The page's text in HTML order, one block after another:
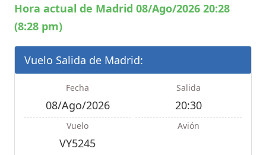
Hora actual de Madrid 08/Ago/2026 20:28
(8:28 pm)
Vuelo Salida de Madrid:
Fecha
08/Ago/2026
Salida
20:30
Vuelo
VY5245
Avión